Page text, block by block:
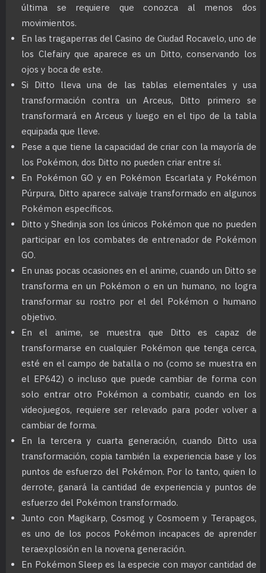
última se requiere que conozca al menos dos
movimientos.
En las tragaperras del Casino de Ciudad Rocavelo, uno de
los Clefairy que aparece es un Ditto, conservando los
ojos y boca de este.
Si Ditto lleva una de las tablas elementales y usa
transformación contra un Arceus, Ditto primero se
transformará en Arceus y luego en el tipo de la tabla
equipada que lleve.
Pese a que tiene la capacidad de criar con la mayoría de
los Pokémon, dos Ditto no pueden criar entre sí.
En Pokémon GO y en Pokémon Escarlata y Pokémon
Púrpura, Ditto aparece salvaje transformado en algunos
Pokémon específicos.
Ditto y Shedinja son los únicos Pokémon que no pueden
participar en los combates de entrenador de Pokémon
GO.
En unas pocas ocasiones en el anime, cuando un Ditto se
transforma en un Pokémon o en un humano, no logra
transformar su rostro por el del Pokémon o humano
objetivo.
En el anime, se muestra que Ditto es capaz de
transformarse en cualquier Pokémon que tenga cerca,
esté en el campo de batalla o no (como se muestra en
el EP642) o incluso que puede cambiar de forma con
solo entrar otro Pokémon a combatir, cuando en los
videojuegos, requiere ser relevado para poder volver a
cambiar de forma.
En la tercera y cuarta generación, cuando Ditto usa
transformación, copia también la experiencia base y los
puntos de esfuerzo del Pokémon. Por lo tanto, quien lo
derrote, ganará la cantidad de experiencia y puntos de
esfuerzo del Pokémon transformado.
Junto con Magikarp, Cosmog y Cosmoem y Terapagos,
es uno de los pocos Pokémon incapaces de aprender
teraexplosión en la novena generación.
En Pokémon Sleep es la especie con mayor cantidad de